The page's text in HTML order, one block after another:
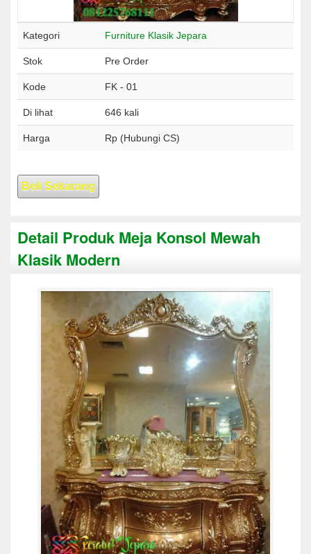
Kategori Furniture Klasik Jepara
Stok Pre Order
Kode FK - 01
Di lihat 646 kali
Harga Rp (Hubungi CS)
Beli Sekarang
Detail Produk Meja Konsol Mewah
Klasik Modern